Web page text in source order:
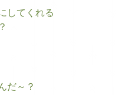
してくれる
だ～？